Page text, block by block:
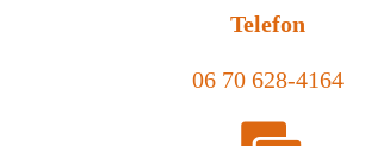
Telefon
06 70 628-4164